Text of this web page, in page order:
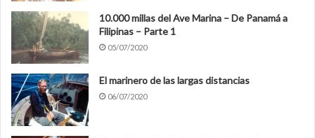
10.000 millas del Ave Marina – De Panamá a
Filipinas – Parte 1
05/07/2020
El marinero de las largas distancias
06/07/2020